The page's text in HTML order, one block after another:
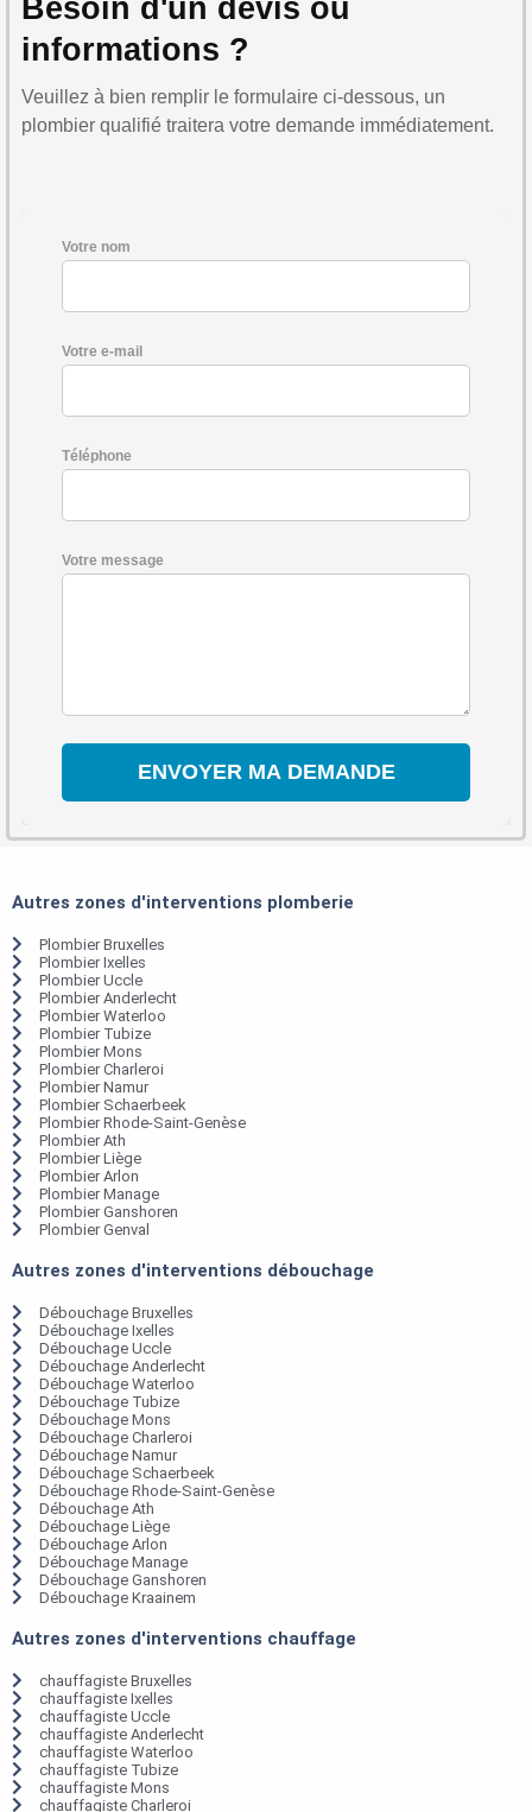
Besoin d'un devis ou
informations ?
Veuillez à bien remplir le formulaire ci-dessous, un
plombier qualifié traitera votre demande immédiatement.
Votre nom
Votre e-mail
Téléphone
Votre message
Autres zones d'interventions plomberie
Plombier Bruxelles
Plombier Ixelles
Plombier Uccle
Plombier Anderlecht
Plombier Waterloo
Plombier Tubize
Plombier Mons
Plombier Charleroi
Plombier Namur
Plombier Schaerbeek
Plombier Rhode-Saint-Genèse
Plombier Ath
Plombier Liège
Plombier Arlon
Plombier Manage
Plombier Ganshoren
Plombier Genval
Autres zones d'interventions débouchage
Débouchage Bruxelles
Débouchage Ixelles
Débouchage Uccle
Débouchage Anderlecht
Débouchage Waterloo
Débouchage Tubize
Débouchage Mons
Débouchage Charleroi
Débouchage Namur
Débouchage Schaerbeek
Débouchage Rhode-Saint-Genèse
Débouchage Ath
Débouchage Liège
Débouchage Arlon
Débouchage Manage
Débouchage Ganshoren
Débouchage Kraainem
Autres zones d'interventions chauffage
chauffagiste Bruxelles
chauffagiste Ixelles
chauffagiste Uccle
chauffagiste Anderlecht
chauffagiste Waterloo
chauffagiste Tubize
chauffagiste Mons
chauffagiste Charleroi